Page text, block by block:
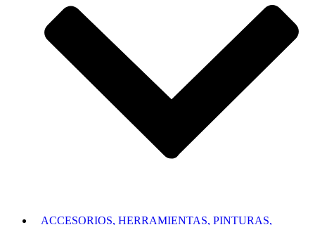
ACCESORIOS, HERRAMIENTAS, PINTURAS,